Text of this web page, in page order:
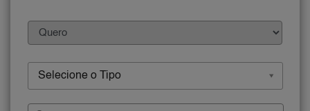
Selecione o Tipo